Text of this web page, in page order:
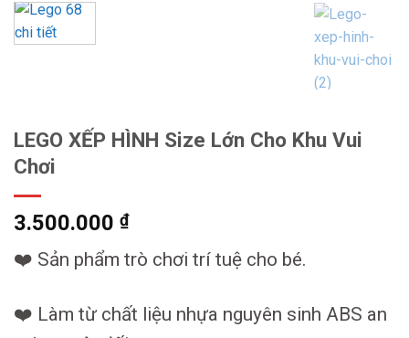
LEGO XẾP HÌNH Size Lớn Cho Khu Vui
Chơi
3.500.000 ₫
❤️ Sản phẩm trò chơi trí tuệ cho bé.
❤️ Làm từ chất liệu nhựa nguyên sinh ABS an